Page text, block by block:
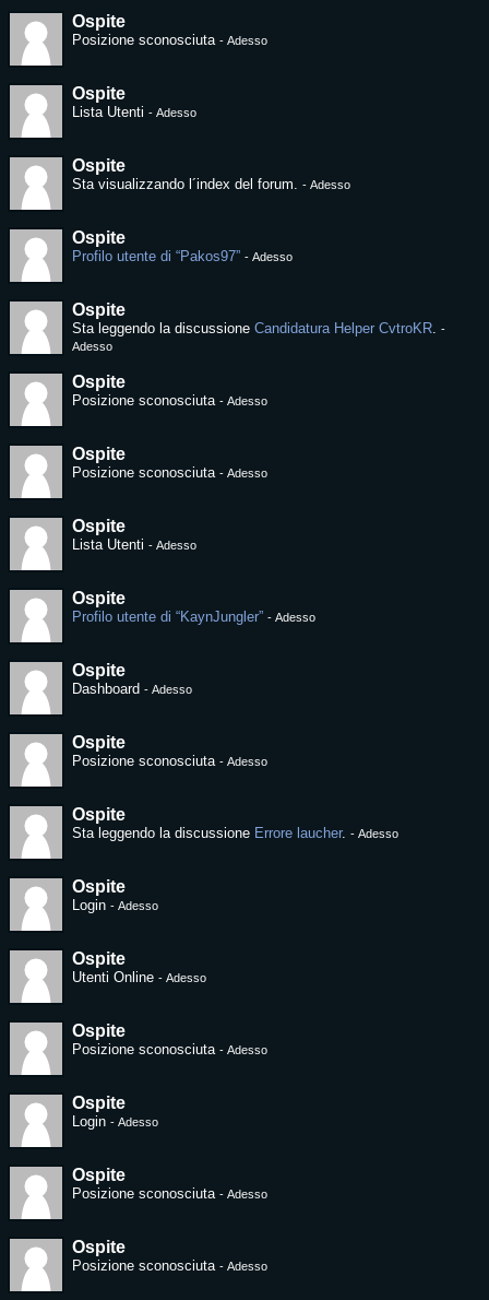
Ospite
Posizione sconosciuta - Adesso
Ospite
Lista Utenti - Adesso
Ospite
Sta visualizzando l´index del forum. - Adesso
Ospite
Profilo utente di “Pakos97” - Adesso
Ospite
Sta leggendo la discussione Candidatura Helper CvtroKR. -
Adesso
Ospite
Posizione sconosciuta - Adesso
Ospite
Posizione sconosciuta - Adesso
Ospite
Lista Utenti - Adesso
Ospite
Profilo utente di “KaynJungler” - Adesso
Ospite
Dashboard - Adesso
Ospite
Posizione sconosciuta - Adesso
Ospite
Sta leggendo la discussione Errore laucher. - Adesso
Ospite
Login - Adesso
Ospite
Utenti Online - Adesso
Ospite
Posizione sconosciuta - Adesso
Ospite
Login - Adesso
Ospite
Posizione sconosciuta - Adesso
Ospite
Posizione sconosciuta - Adesso